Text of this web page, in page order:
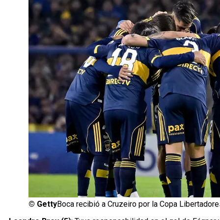
© GettyBoca recibió a Cruzeiro por la Copa